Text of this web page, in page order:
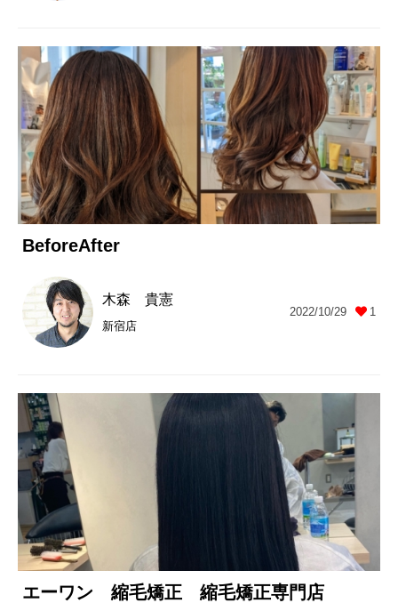
BeforeAfter
木森 貴憲
新宿店
2022/10/29 1
エーワン 縮毛矯正 縮毛矯正専門店